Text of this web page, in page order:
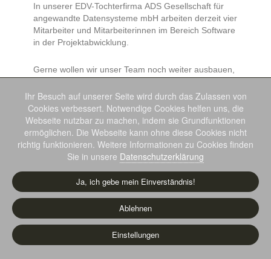
In unserer EDV-Tochterfirma ADS Gesellschaft für
angewandte Datensysteme mbH arbeiten derzeit vier
Mitarbeiter und Mitarbeiterinnen im Bereich Software
in der Projektabwicklung.
Gerne wollen wir unser Team noch weiter ausbauen,
Ihr Besuch auf unserer Seite wird durch das Zulassen von
Cookies verbessert. Notwendige Cookies helfen uns, die
Webseite nutzbar zu machen, indem sie Grundfunktionen
ermöglichen. Die Webseite kann ohne diese Cookies nicht
richtig funktionieren. Weitere Informationen zu Cookies finden
Sie in unsere Datenschutzerklärung
Ja, ich gebe mein Einverständnis!
Ablehnen
Einstellungen